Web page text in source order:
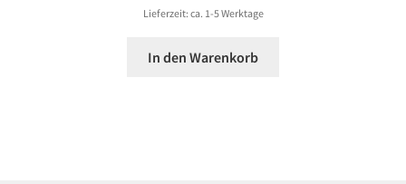
Lieferzeit: ca. 1-5 Werktage
In den Warenkorb